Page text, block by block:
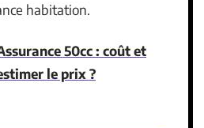
habitation.
50cc : coût et
le prix ?